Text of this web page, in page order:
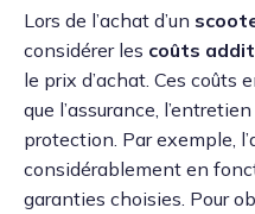
Lors de l’achat d’un
considérer les coûts
le prix d’achat. Ces coûts
que l’assurance,
protection. Par exemple,
considérablement en
garanties choisies. Pour